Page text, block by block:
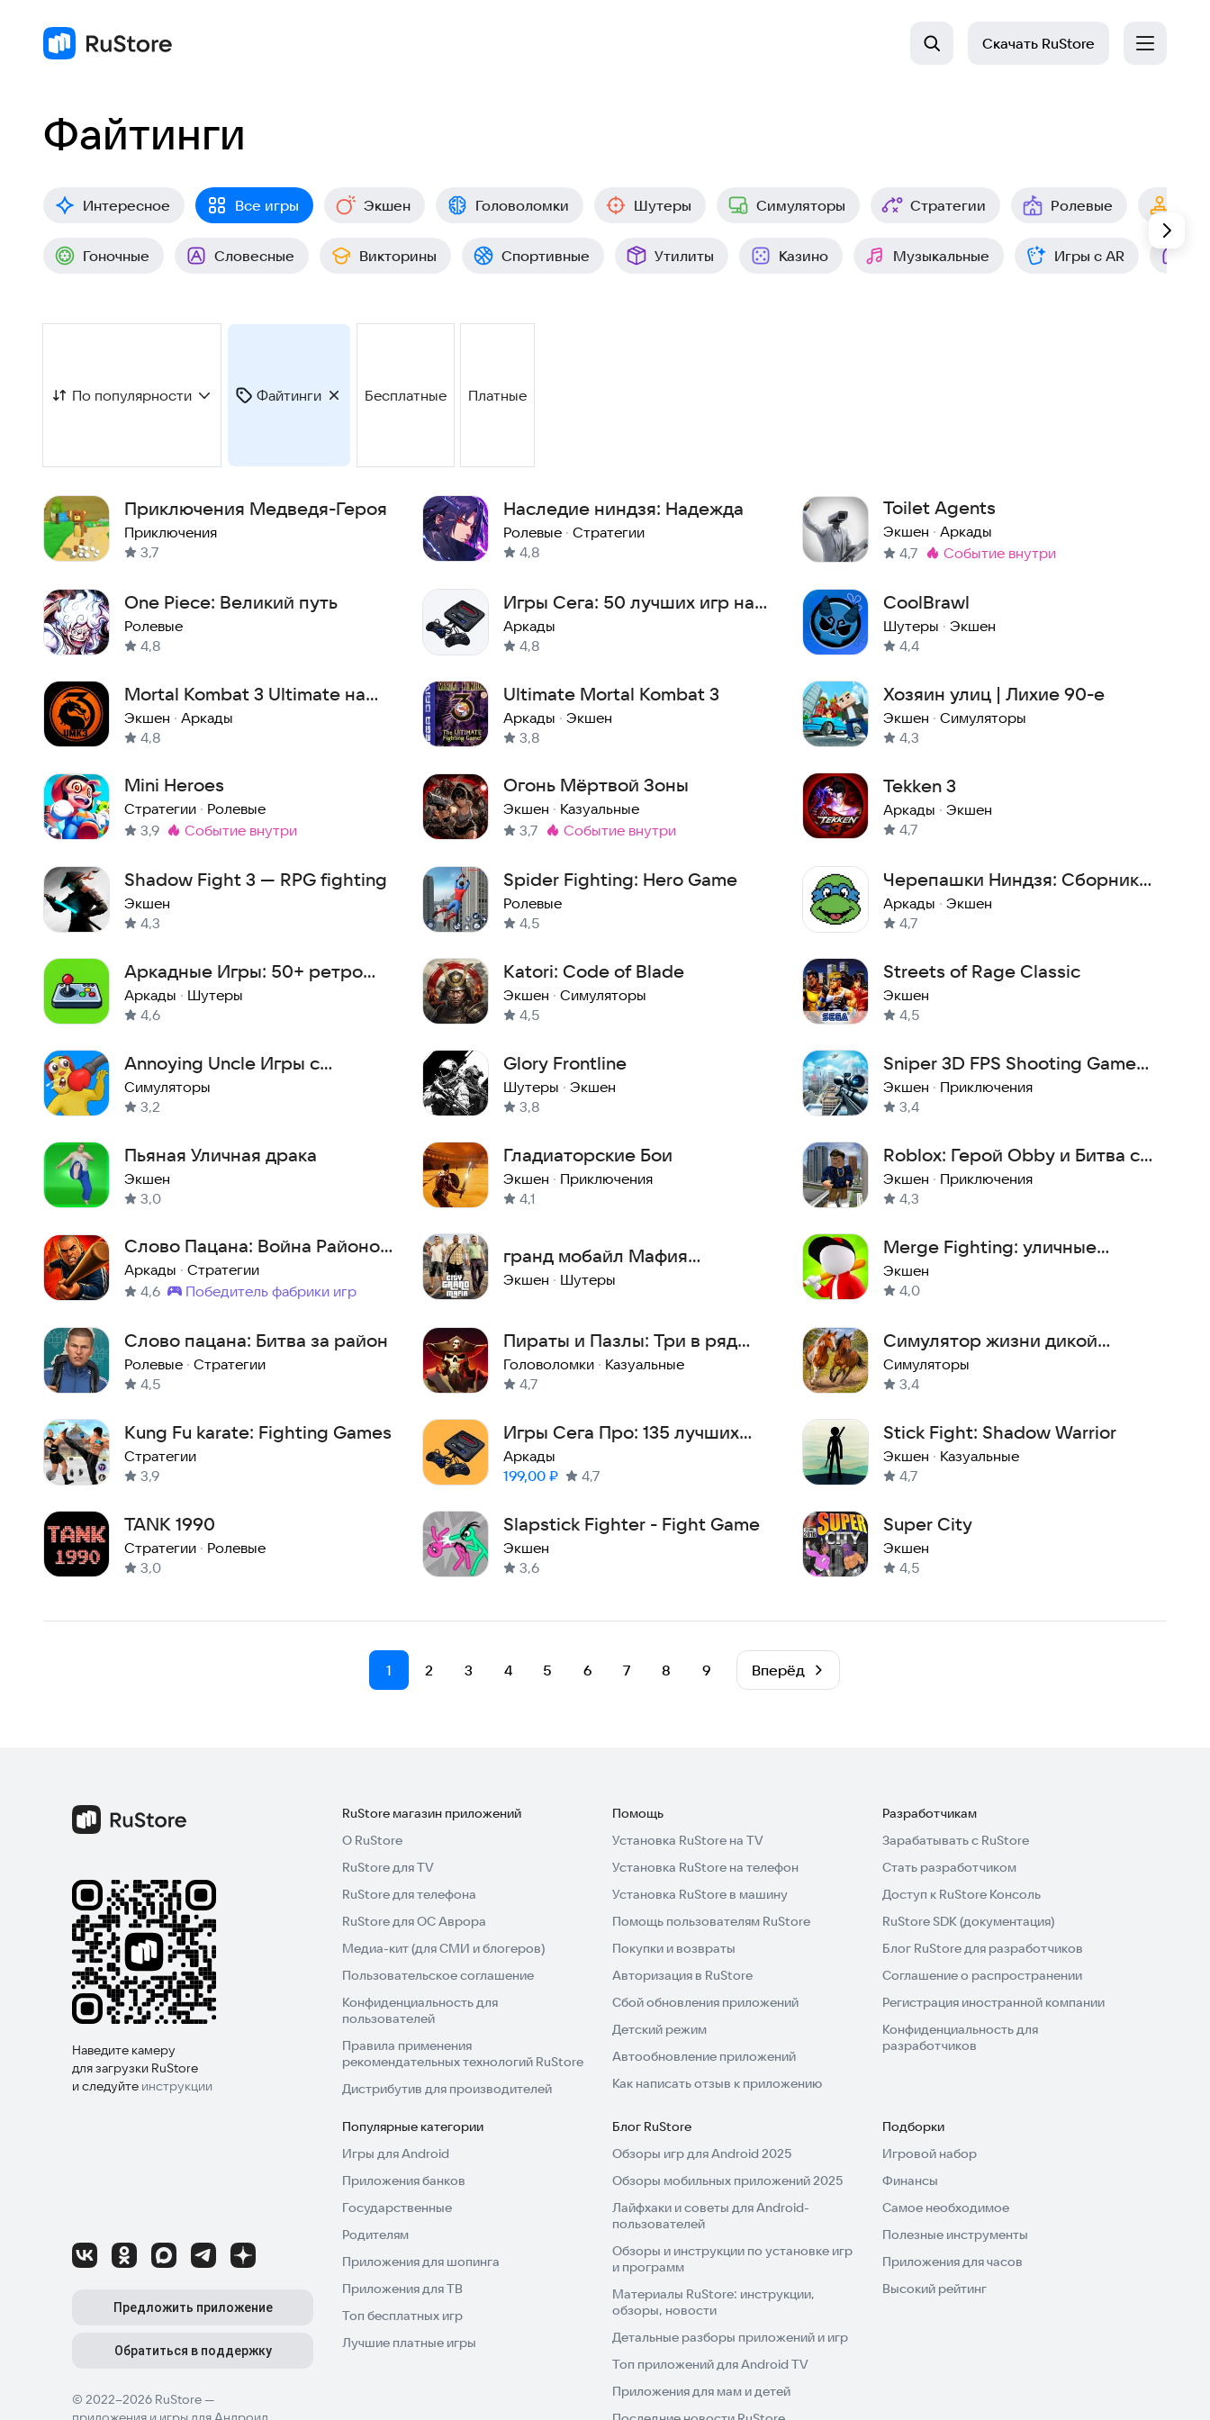
Скачать RuStore
Файтинги
Интересное Все игры Экшен Головоломки Шутеры Симуляторы Стратегии Ролевые
Гоночные Словесные Викторины Спортивные Утилиты Казино Музыкальные Игры с AR
По популярности Файтинги Бесплатные Платные
Приключения Медведя-Героя
Приключения
3,7
Наследие ниндзя: Надежда
Ролевые · Стратегии
4,8
Toilet Agents
Экшен · Аркады
4,7
Метка:
событие внутри
One Piece: Великий путь
Ролевые
4,8
Игры Сега: 50 лучших игр на
русском языке
Аркады
4,8
CoolBrawl
Шутеры · Экшен
4,4
Mortal Kombat 3 Ultimate на
двоих
Экшен · Аркады
4,8
Ultimate Mortal Kombat 3
Аркады · Экшен
3,8
Хозяин улиц | Лихие 90-е
Экшен · Симуляторы
4,3
Mini Heroes
Стратегии · Ролевые
3,9
Метка:
событие внутри
Огонь Мёртвой Зоны
Экшен · Казуальные
3,7
Метка:
событие внутри
Tekken 3
Аркады · Экшен
4,7
Shadow Fight 3 — RPG fighting
Экшен
4,3
Spider Fighting: Hero Game
Ролевые
4,5
Черепашки Ниндзя: Сборник
ретро игр с Денди и Сега
Аркады · Экшен
4,7
Аркадные Игры: 50+ ретро
игр с аркадных автоматов
Аркады · Шутеры
4,6
Katori: Code of Blade
Экшен · Симуляторы
4,5
Streets of Rage Classic
Экшен
4,5
Annoying Uncle Игры с
ударами
Симуляторы
3,2
Glory Frontline
Шутеры · Экшен
3,8
Sniper 3D FPS Shooting Games
– Gun Shooter Games
Экшен · Приключения
3,4
Пьяная Уличная драка
Экшен
3,0
Гладиаторские Бои
Экшен · Приключения
4,1
Roblox: Герой Obby и Битва с
Nextbots в Городе
Экшен · Приключения
4,3
Слово Пацана: Война Районов
2 – Камбэк в лихие 90е
Аркады · Стратегии
4,6
Метка:
победитель фабрики игр
гранд мобайл Мафия
стрелялки игры 3d машины
Экшен · Шутеры
Merge Fighting: уличные
драки
Экшен
4,0
Слово пацана: Битва за район
Ролевые · Стратегии
4,5
Пираты и Пазлы: Три в ряд
RPG
Головоломки · Казуальные
4,7
Симулятор жизни дикой
лошади 3D
Симуляторы
3,4
Kung Fu karate: Fighting Games
Стратегии
3,9
Игры Сега Про: 135 лучших
игр sega без рекламы
Аркады
Цена:
199,00 ₽ 4,7
Stick Fight: Shadow Warrior
Экшен · Казуальные
4,7
TANK 1990
Стратегии · Ролевые
3,0
Slapstick Fighter - Fight Game
Экшен
3,6
Super City
Экшен
4,5
1 2 3 4 5 6 7 8 9 Вперёд
Наведите камеру
для загрузки RuStore
и следуйте инструкции
© 2022–2026 RuStore —
Предложить приложение
Обратиться в поддержку
RuStore магазин приложений
О RuStore
RuStore для TV
RuStore для телефона
RuStore для ОС Аврора
Медиа-кит (для СМИ и блогеров)
Пользовательское соглашение
Конфиденциальность для
пользователей
Правила применения
рекомендательных технологий RuStore
Дистрибутив для производителей
Помощь
Установка RuStore на TV
Установка RuStore на телефон
Установка RuStore в машину
Помощь пользователям RuStore
Покупки и возвраты
Авторизация в RuStore
Сбой обновления приложений
Детский режим
Автообновление приложений
Как написать отзыв к приложению
Разработчикам
Зарабатывать с RuStore
Стать разработчиком
Доступ к RuStore Консоль
RuStore SDK (документация)
Блог RuStore для разработчиков
Соглашение о распространении
Регистрация иностранной компании
Конфиденциальность для
разработчиков
Популярные категории
Игры для Android
Приложения банков
Государственные
Родителям
Приложения для шопинга
Приложения для ТВ
Топ бесплатных игр
Лучшие платные игры
Блог RuStore
Обзоры игр для Android 2025
Обзоры мобильных приложений 2025
Лайфхаки и советы для Android-
пользователей
Обзоры и инструкции по установке игр
и программ
Материалы RuStore: инструкции,
обзоры, новости
Детальные разборы приложений и игр
Топ приложений для Android TV
Приложения для мам и детей
Подборки
Игровой набор
Финансы
Самое необходимое
Полезные инструменты
Приложения для часов
Высокий рейтинг